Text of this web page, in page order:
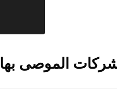
الموصى بها